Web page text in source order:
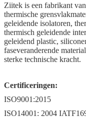
Ziitek is een fabrikant
thermische
geleidende isolatoren,
thermisch geleidende
geleidend plastic,
faseveranderende
sterke technische kracht.
Certificeringen:
ISO9001:2015
ISO14001: 2004